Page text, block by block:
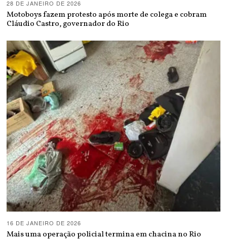
28 DE JANEIRO DE 2026
Motoboys fazem protesto após morte de colega e cobram
Cláudio Castro, governador do Rio
16 DE JANEIRO DE 2026
Mais uma operação policial termina em chacina no Rio